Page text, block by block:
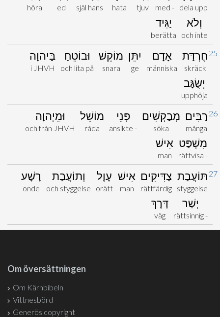
dela upp
med -
tjuv
hata
själ hans
ed
höra
וְלֹא
och inte
יַגִּיד
berätta
25 חֶרְדַּת
skräck
אָדָם
människa
יִתֵּן
ge
מוֹקֵשׁ
snara
וּבוֹטֵחַ
och lita på
בַּיהוָה
i JHVH
יְשֻׂגָּב
upphöja
26 רַבִּים
många
מְבַקְשִׁים
söka
פְּנֵי
ansikte -
מוֹשֵׁל
råda
וּמֵיְהוָה
och från JHVH
מִשְׁפַּט
rättvisa -
אִישׁ
man
27 תּוֹעֲבַת
styggelse
צַדִּיקִים
rättfärdig
אִישׁ
man
עָוֶל
orätt
וְתוֹעֲבַת
och styggelse
רָשָׁע
onde
יְשַׁר
rättsinnig -
דָּרֶךְ
väg
Om översättningen
Om Kärnbibeln
Vittnesbörd
Generös copyright